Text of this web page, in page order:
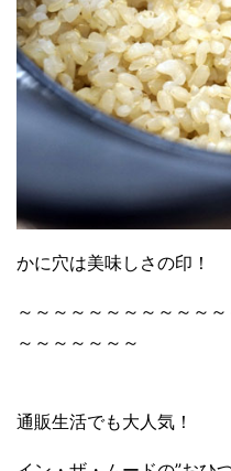
かに穴は美味しさの印！
～～～～～～～～～～～
～～～～～～～
通販生活でも大人気！